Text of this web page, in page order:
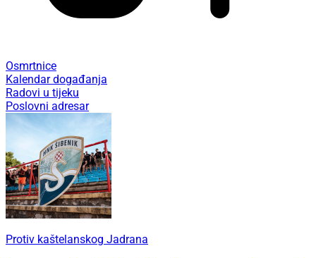
Osmrtnice
Kalendar događanja
Radovi u tijeku
Poslovni adresar
Protiv kaštelanskog Jadrana